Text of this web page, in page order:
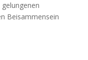
Beisammensein